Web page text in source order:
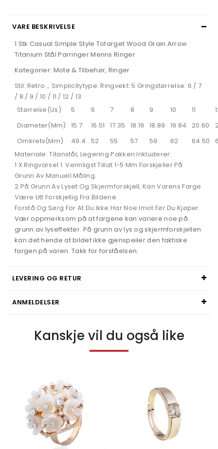
VARE BESKRIVELSE
1 Stk Casual Simple Style Tofarget Wood Grain Arrow
Titanium Stål Parringer Menns Ringer
Kategorier: Mote & Tilbehør, Ringer
Stil: Retro，Simplicitytype: Ringvekt: 5 Gringstørrelse: 6 / 7
/ 8 / 9 / 10 / 11 / 12 / 13
Størrelse(Us)
5 6 7 8 9 10 11
Diameter(Mm)
15.7 16.51 17.35 18.19 18.89 19.84 20.60
Omkrets(Mm)
49.4 52 55 57 59 62 64.50
Materiale: Titanstål, Legering Pakken Inkluderer:
1 X Ringvarsel:1. Vennligst Tillat 1-5 Mm Forskjeller På
Grunn Av Manuell Måling.
2.På Grunn Av Lyset Og Skjermforskjell, Kan Varens Farge
Være Litt Forskjellig Fra Bildene.
Forstå Og Sørg For At Du Ikke Har Noe Imot Før Du Kjøper.
Vær oppmerksom på at fargene kan variere noe på
grunn av lyseffekter. På grunn av lys og skjermforskjellen
kan det hende at bildet ikke gjenspeiler den faktiske
fargen på varen. Takk for forståelsen.
LEVERING OG RETUR
ANMELDELSER
Kanskje vil du også like